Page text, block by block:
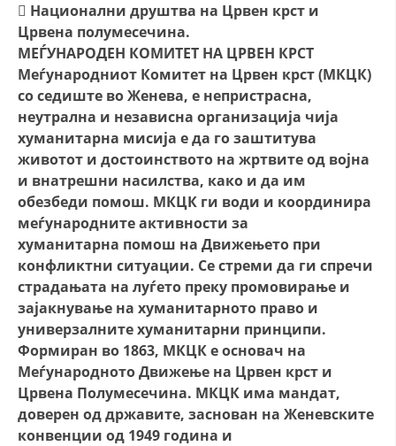
 Национални друштва на Црвен крст и
Црвена полумесечина.
МЕЃУНАРОДЕН КОМИТЕТ НА ЦРВЕН КРСТ
Меѓународниот Комитет на Црвен крст (МКЦК)
со седиште во Женева, е непристрасна,
неутрална и независна организација чија
хуманитарна мисија е да го заштитува
животот и достоинството на жртвите од војна
и внатрешни насилства, како и да им
обезбеди помош. МКЦК ги води и координира
меѓународните активности за
хуманитарна помош на Движењето при
конфликтни ситуации. Се стреми да ги спречи
страдањата на луѓето преку промовирање и
зајакнување на хуманитарното право и
универзалните хуманитарни принципи.
Формиран во 1863, МКЦК е основач на
Меѓународното Движење на Црвен крст и
Црвена Полумесечина. МКЦК има мандат,
доверен од државите, заснован на Женевските
конвенции од 1949 година и